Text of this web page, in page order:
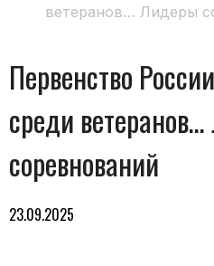
ветеранов… Лидеры
Первенство
среди
соревнований
23.09.2025